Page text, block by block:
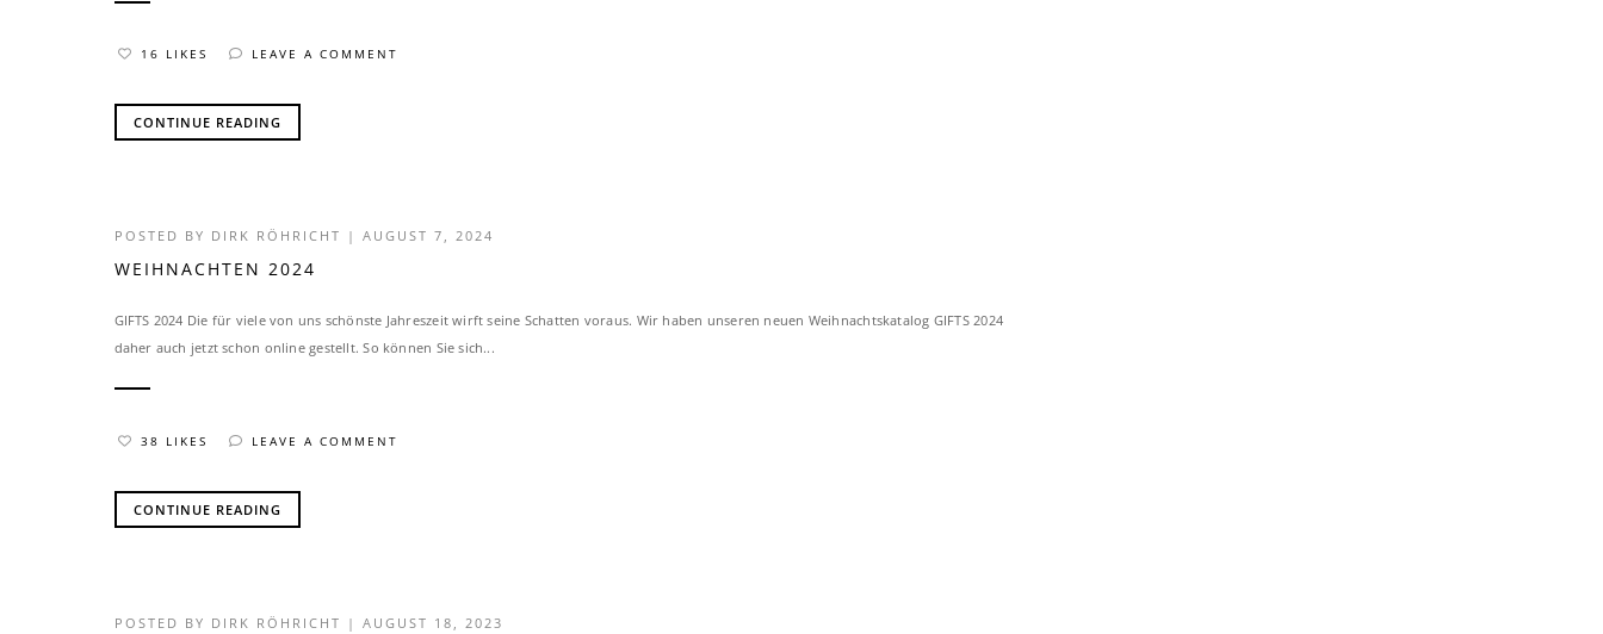
16 LIKES LEAVE A COMMENT
CONTINUE READING
POSTED BY DIRK RÖHRICHT | AUGUST 7, 2024
WEIHNACHTEN 2024
GIFTS 2024 Die für viele von uns schönste Jahreszeit wirft seine Schatten voraus. Wir haben unseren neuen Weihnachtskatalog GIFTS 2024
daher auch jetzt schon online gestellt. So können Sie sich...
38 LIKES LEAVE A COMMENT
CONTINUE READING
POSTED BY DIRK RÖHRICHT | AUGUST 18, 2023